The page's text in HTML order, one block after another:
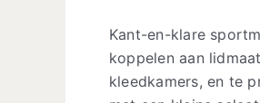
Kant-en-klare
koppelen aan
kleedkamers, en te